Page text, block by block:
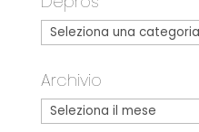
Archivio